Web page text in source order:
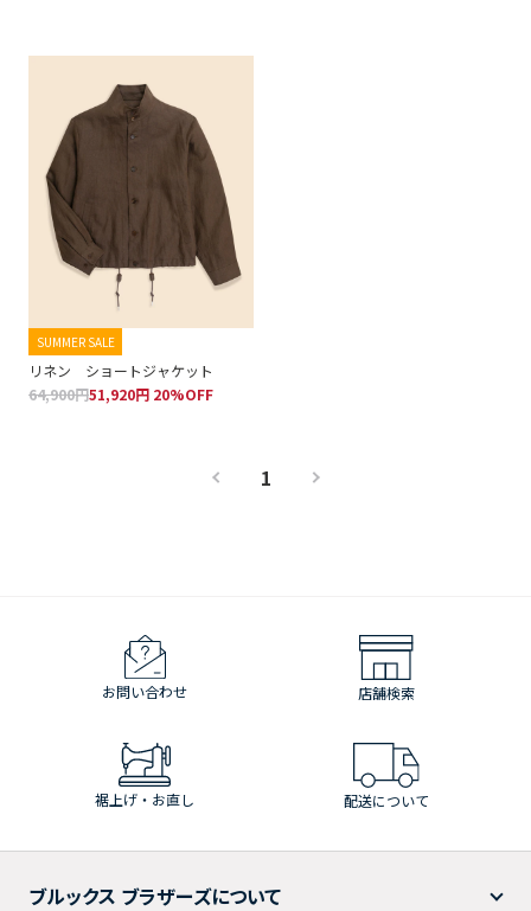
SUMMER SALE
リネン ショートジャケット
64,900円51,920円 20%OFF
1
お問い合わせ 店舗検索
裾上げ・お直し 配送について
ブルックス ブラザーズについて